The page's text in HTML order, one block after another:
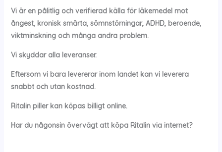
Vi är en pålitlig och verifierad källa för läkemedel mot
ångest, kronisk smärta, sömnstörningar, ADHD, beroende,
viktminskning och många andra problem.
Vi skyddar alla leveranser.
Eftersom vi bara levererar inom landet kan vi leverera
snabbt och utan kostnad.
Ritalin piller kan köpas billigt online.
Har du någonsin övervägt att köpa Ritalinvia internet?